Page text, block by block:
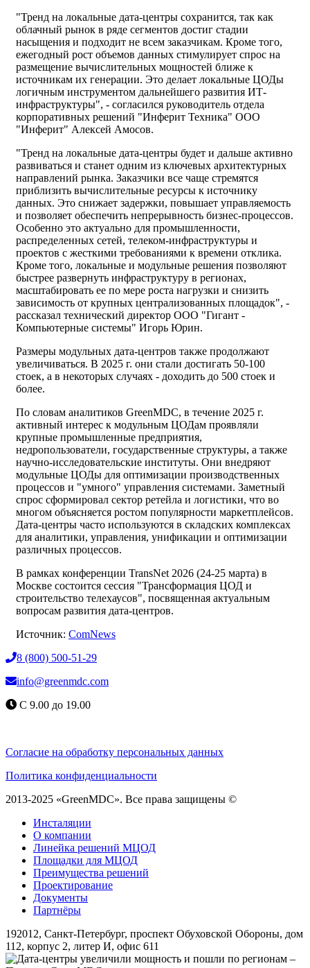
"Тренд на локальные дата-центры сохранится, так как
облачный рынок в ряде сегментов достиг стадии
насыщения и подходит не всем заказчикам. Кроме того,
ежегодный рост объемов данных стимулирует спрос на
размещение вычислительных мощностей ближе к
источникам их генерации. Это делает локальные ЦОДы
логичным инструментом дальнейшего развития ИТ-
инфраструктуры", - согласился руководитель отдела
корпоративных решений "Инферит Техника" ООО
"Инферит" Алексей Амосов.
"Тренд на локальные дата-центры будет и дальше активно
развиваться и станет одним из ключевых архитектурных
направлений рынка. Заказчики все чаще стремятся
приблизить вычислительные ресурсы к источнику
данных. Это снижает задержки, повышает управляемость
и позволяет обеспечить непрерывность бизнес-процессов.
Особенно это актуально для промышленности,
распределенных сетей, телеком-инфраструктуры и
проектов с жесткими требованиями к времени отклика.
Кроме того, локальные и модульные решения позволяют
быстрее развернуть инфраструктуру в регионах,
масштабировать ее по мере роста нагрузки и снизить
зависимость от крупных централизованных площадок", -
рассказал технический директор ООО "Гигант -
Компьютерные системы" Игорь Юрин.
Размеры модульных дата-центров также продолжают
увеличиваться. В 2025 г. они стали достигать 50-100
стоек, а в некоторых случаях - доходить до 500 стоек и
более.
По словам аналитиков GreenMDC, в течение 2025 г.
активный интерес к модульным ЦОДам проявляли
крупные промышленные предприятия,
недропользователи, государственные структуры, а также
научно-исследовательские институты. Они внедряют
модульные ЦОДы для оптимизации производственных
процессов и "умного" управления системами. Заметный
спрос сформировал сектор ретейла и логистики, что во
многом объясняется ростом популярности маркетплейсов.
Дата-центры часто используются в складских комплексах
для аналитики, управления, унификации и оптимизации
различных процессов.
В рамках конференции TransNet 2026 (24-25 марта) в
Москве состоится сессия "Трансформация ЦОД и
строительство телехаусов", посвященная актуальным
вопросам развития дата‑центров.
Источник: ComNews
8 (800) 500-51-29
info@greenmdc.com
С 9.00 до 19.00
Согласие на обработку персональных данных
Политика конфиденциальности
2013-2025 «GreenMDC». Все права защищены ©
Инсталяции
О компании
Линейка решений МЦОД
Площадки для МЦОД
Преимущества решений
Проектирование
Документы
Партнёры
192012, Санкт-Петербург, проспект Обуховской Обороны, дом
112, корпус 2, литер И, офис 611